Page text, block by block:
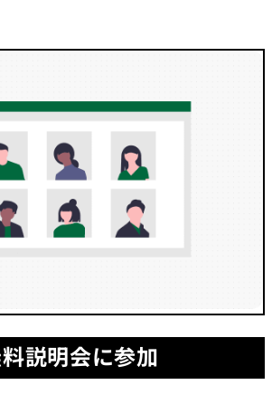
説明会に参加